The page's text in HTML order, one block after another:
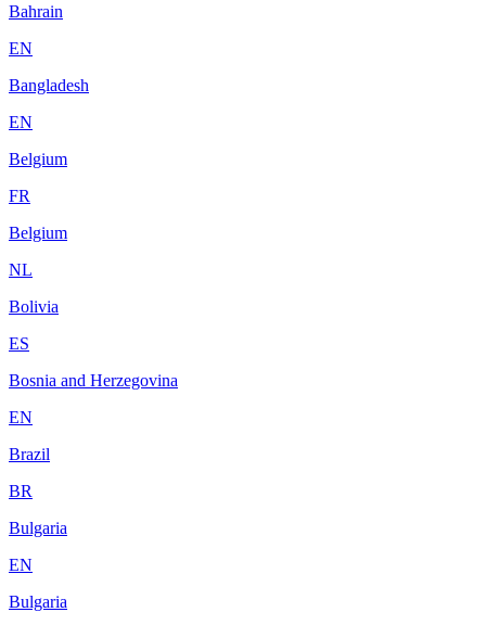
Bahrain
EN
Bangladesh
EN
Belgium
FR
Belgium
NL
Bolivia
ES
Bosnia and Herzegovina
EN
Brazil
BR
Bulgaria
EN
Bulgaria